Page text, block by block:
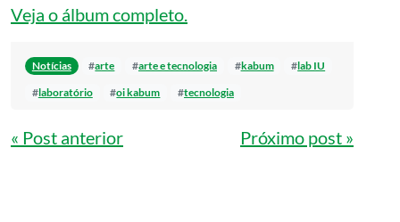
Veja o álbum completo.
Notícias #arte #arte e tecnologia #kabum #lab IU
#laboratório #oi kabum #tecnologia
Navegação de Post
« Post anterior Próximo post »